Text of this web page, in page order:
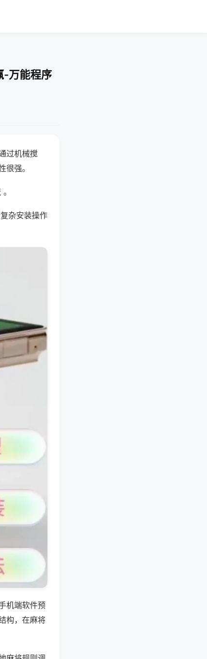
-万能程序
过机械搅
强。
杂安装操作
机端软件预
构，在麻将